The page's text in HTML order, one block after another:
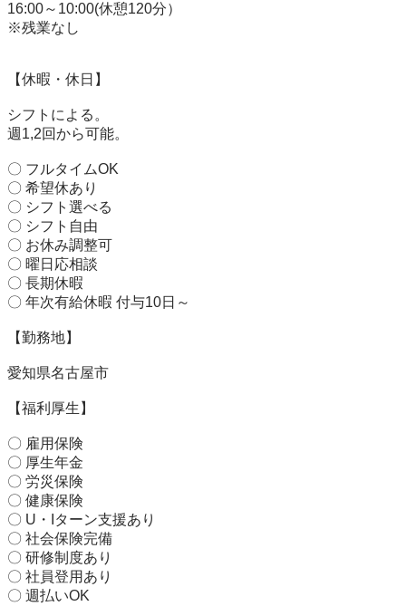
16:00～10:00(休憩120分）
※残業なし
【休暇・休日】
シフトによる。
週1,2回から可能。
〇 フルタイムOK
〇 希望休あり
〇 シフト選べる
〇 シフト自由
〇 お休み調整可
〇 曜日応相談
〇 長期休暇
〇 年次有給休暇 付与10日～
【勤務地】
愛知県名古屋市
【福利厚生】
〇 雇用保険
〇 厚生年金
〇 労災保険
〇 健康保険
〇 U・Iターン支援あり
〇 社会保険完備
〇 研修制度あり
〇 社員登用あり
〇 週払いOK